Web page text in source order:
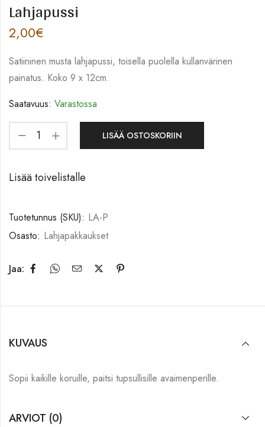
Lahjapussi
2,00€
Satiininen musta lahjapussi, toisella puolella kullanvärinen
painatus. Koko 9 x 12cm.
Saatavuus: Varastossa
LISÄÄ OSTOSKORIIN
Lisää toivelistalle
Tuotetunnus (SKU): LA-P
Osasto: Lahjapakkaukset
Jaa:
KUVAUS
Sopii kaikille koruille, paitsi tupsullisille avaimenperille.
ARVIOT (0)